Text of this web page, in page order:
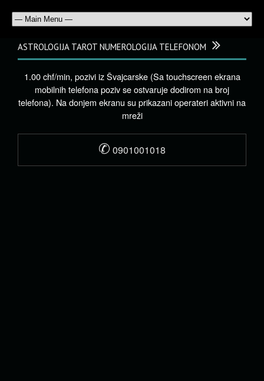
ASTROLOGIJA TAROT NUMEROLOGIJA TELEFONOM
1.00 chf/min, pozivi iz Švajcarske (Sa touchscreen ekrana
mobilnih telefona poziv se ostvaruje dodirom na broj
telefona). Na donjem ekranu su prikazani operateri aktivni na
mreži
✆ 0901001018